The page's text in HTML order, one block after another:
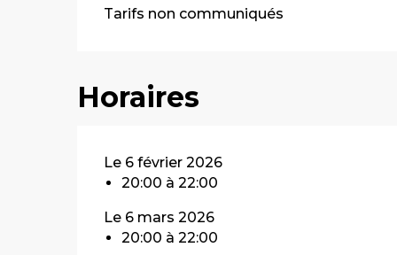
Tarifs non communiqués
Horaires
Le 6 février 2026
20:00 à 22:00
Le 6 mars 2026
20:00 à 22:00